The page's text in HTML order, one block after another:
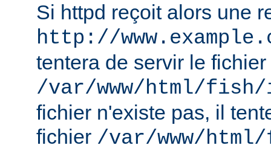
Si httpd reçoit alors une
http://
tentera de servir le fichier
/var/www/html/
fichier n'existe pas, il
fichier /var/www/